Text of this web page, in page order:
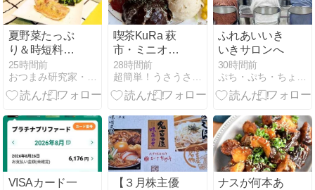
夏野菜たっぷ
り＆時短料理
教室
25時間前
喫茶KuRa 萩
市・ミニオム
プレート、
KuRaハンバ
ーグ、トース
28時間前
ふれあいいき
いきサロンへ
30時間前
VISAカード一
【３月株主優
ナスが何本あ